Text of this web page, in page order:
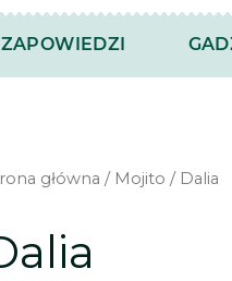
ZAPOWIEDZI
główna / Mojito / Dalia